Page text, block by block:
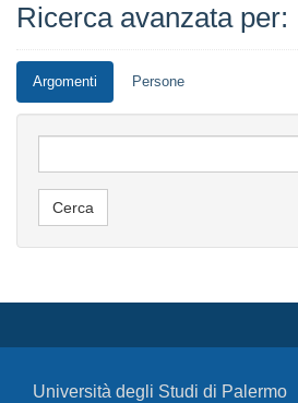
Ricerca avanzata per:
Argomenti Persone
Università degli Studi di Palermo